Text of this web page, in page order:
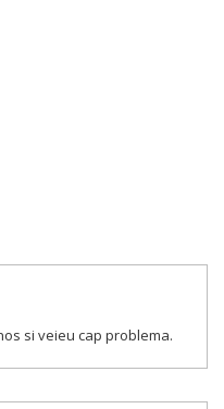
si veieu cap problema.